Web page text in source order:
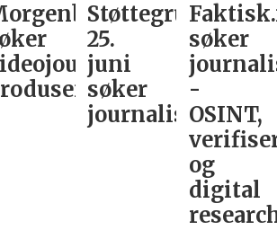
podkast-
Støttegruppa
25.
juni
søker
journalist
søker
-
OSINT,
og
digital